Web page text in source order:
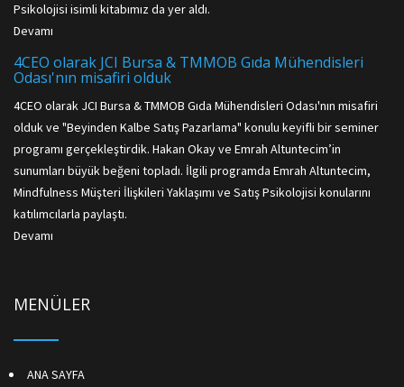
Psikolojisi isimli kitabımız da yer aldı.
Devamı
4CEO olarak JCI Bursa & TMMOB Gıda Mühendisleri
Odası'nın misafiri olduk
4CEO olarak JCI Bursa & TMMOB Gıda Mühendisleri Odası'nın misafiri
olduk ve "Beyinden Kalbe Satış Pazarlama" konulu keyifli bir seminer
programı gerçekleştirdik. Hakan Okay ve Emrah Altuntecim’in
sunumları büyük beğeni topladı. İlgili programda Emrah Altuntecim,
Mindfulness Müşteri İlişkileri Yaklaşımı ve Satış Psikolojisi konularını
katılımcılarla paylaştı.
Devamı
MENÜLER
ANA SAYFA